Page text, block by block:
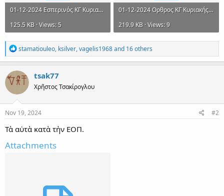
01-12-2024 Εσπερινός ΚΓ Κυριακής Ηχος πλ. β΄ Εωθ. α΄.mel
125.5 KB · Views: 5
01-12-2024 Ορθρος ΚΓ Κυριακής Ηχος πλ. β΄ Εωθ. α΄.mel
219.9 KB · Views: 9
R
e
a
c
t
i
o
n
s
stamatiouleo, ksilver,vagelis1968and 16 others
tsak77
Χρῆστος Τσακίρογλου
Nov 19, 2024 #2
Τὰ αὐτὰ κατὰ τὴν ΕΟΠ.
Attachments